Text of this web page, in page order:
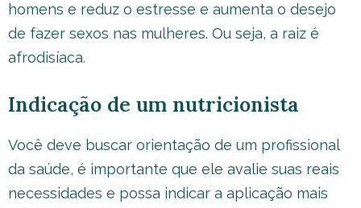
homens e reduz o estresse e aumenta o desejo
de fazer sexos nas mulheres. Ou seja, a raiz é
afrodisíaca.
Indicação de um nutricionista
Você deve buscar orientação de um profissional
da saúde, é importante que ele avalie suas reais
necessidades e possa indicar a aplicação mais